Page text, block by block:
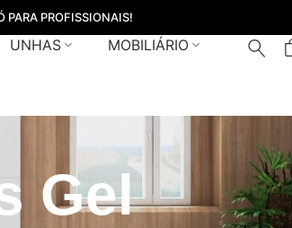
PARA PROFISSIONAIS!
UNHAS
MOBILIÁRIO
Gel